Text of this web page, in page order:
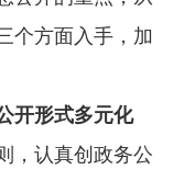
个方面入手，加
开形式多元化
，认真创政务公